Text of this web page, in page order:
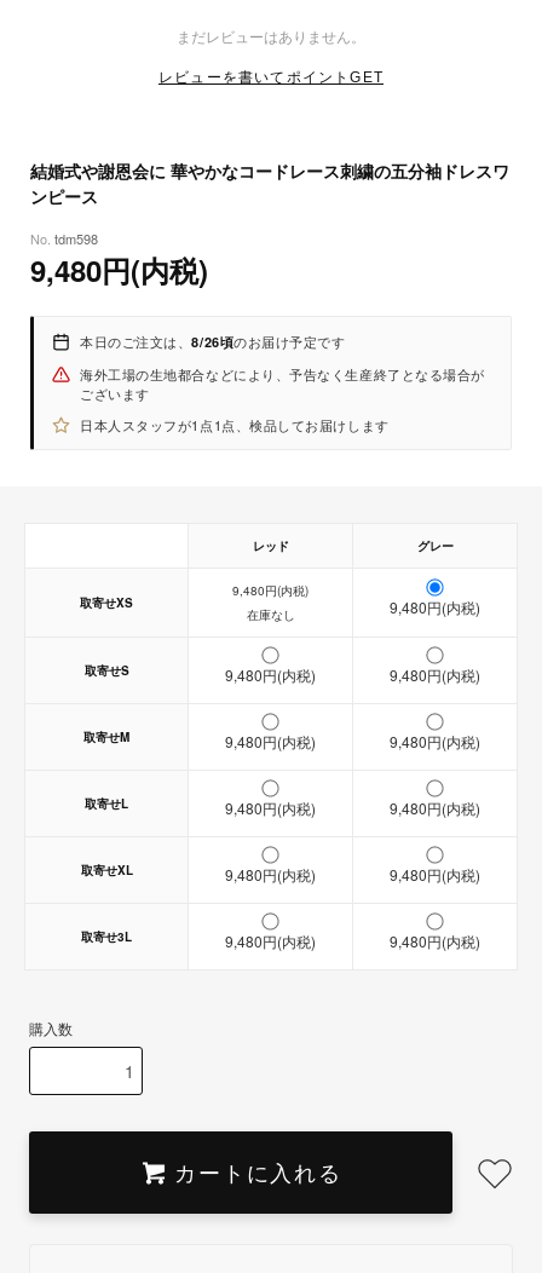
（着丈 / 肩幅 / 袖丈 / バスト / ウエスト）
-XS：94cm / 34cm / 31cm / 78cm / 58cm
-S：94cm / 34cm / 31cm / 80cm / 62cm
-M：95cm / 35cm / 32cm / 84cm / 66cm
-L：95cm / 35cm / 32cm / 88cm / 70cm
-XL：96cm / 36cm / 33cm / 92cm / 74cm
-3L：96cm / 36cm / 33cm / 96cm / 78cm
※実寸を記載しておりますが、商品により若干の誤差がある場合がご
ざいます。
※おおよその目安としてご参考ください。
まだレビューはありません。
レビューを書いてポイントGET
結婚式や謝恩会に 華やかなコードレース刺繍の五分袖ドレスワ
ンピース
tdm598
9,480円(内税)
本日のご注文は、8/26頃のお届け予定です
海外工場の生地都合などにより、予告なく生産終了となる場合が
ございます
日本人スタッフが1点1点、検品してお届けします
レッド グレー
取寄せXS
9,480円(内税)
在庫なし
9,480円(内税)
取寄せS 9,480円(内税) 9,480円(内税)
取寄せM 9,480円(内税) 9,480円(内税)
取寄せL 9,480円(内税) 9,480円(内税)
取寄せXL 9,480円(内税) 9,480円(内税)
取寄せ3L 9,480円(内税) 9,480円(内税)
購入数
カートに入れる